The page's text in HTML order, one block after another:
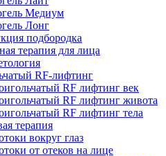
Медиум
Лонг
подбородка
терапия для лица
RF-лифтинг
RF лифтинг век
RF лифтинг живота
RF лифтинг тела
терапия
вокруг глаз
от отеков на лице